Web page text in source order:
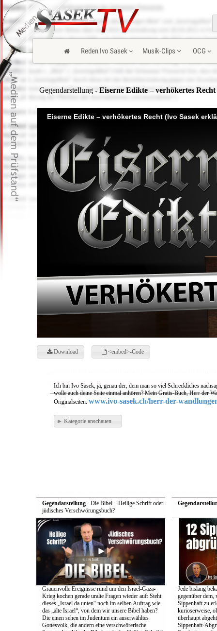
Reden Ivo Sasek Musik-Clips OCG
Gegendarstellung - Eiserne Edikte – verhökertes
Eiserne Edikte – verhökertes Recht (Ivo Sasek
Download <embed>-Code
Ich bin Ivo Sasek, ja, genau der, dem man so viel Schreckliches
wolle auch deine Seite einmal anhören? Mein Gratis-Buch, Herr der
Originalseiten. www.ivo-sasek.ch/herr-der-
Kategorie anschauen
Gegendarstellung- Die Bibel – Heilige Schrift oder
jüdisches Verschwörungsbuch?
Grauenvolle Ereignisse rund um den Israel-Gaza-
Krieg kochen gerade uralte Fragen wieder auf: Steht
dieses „Israel da unten“ noch im selben Auftrag wie
das „alte Israel“, von dem wir unsere Bibel haben?
Die einen sehen im Judentum ein auserwähltes
Gottesvolk, die andern eine verschwörerische
Jede bislang
gegenüber dem,
Sippenhaft zu
kurioserweise,
überhaupt
Sippenhaft-